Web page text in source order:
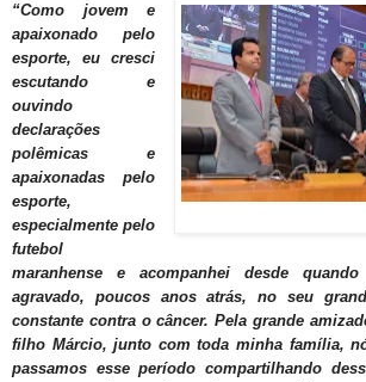
“Como jovem e
apaixonado pelo
esporte, eu cresci
escutando e
ouvindo
declarações
polêmicas e
apaixonadas pelo
esporte,
especialmente pelo
futebol
maranhense e acompanhei desde
agravado, poucos anos atrás, no seu
constante contra o câncer. Pela grande
filho Márcio, junto com toda minha família,
passamos esse período compartilhando